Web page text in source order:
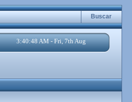
Buscar
3:40:48 AM - Fri, 7th Aug